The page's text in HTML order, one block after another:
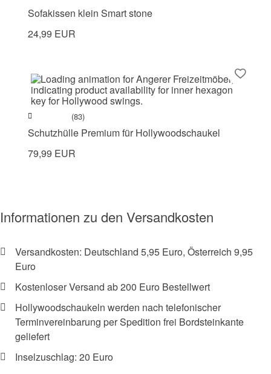
Sofakissen klein Smart stone
24,99 EUR
(83)
Schutzhülle Premium für Hollywoodschaukel
79,99 EUR
Informationen zu den Versandkosten
Versandkosten: Deutschland 5,95 Euro, Österreich 9,95
Euro
Kostenloser Versand ab 200 Euro Bestellwert
Hollywoodschaukeln werden nach telefonischer
Terminvereinbarung per Spedition frei Bordsteinkante
geliefert
Inselzuschlag: 20 Euro